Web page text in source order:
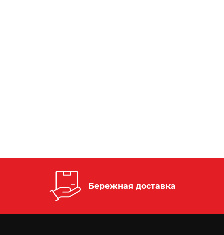
Бережная доставка